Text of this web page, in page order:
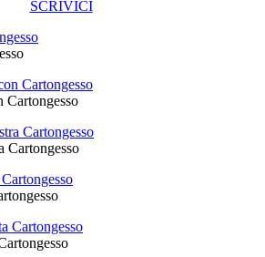
SCRIVICI
Cartongesso
Cartongesso